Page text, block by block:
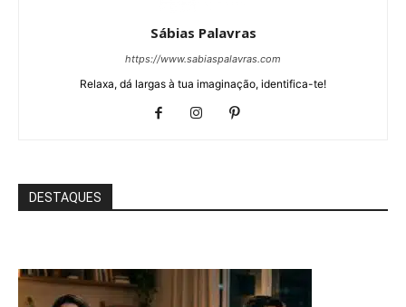
Sábias Palavras
https://www.sabiaspalavras.com
Relaxa, dá largas à tua imaginação, identifica-te!
DESTAQUES